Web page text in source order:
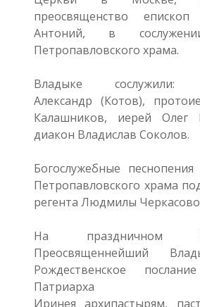
преосвященство епископ
Антоний, в
Петропавловского храма.
Владыке сослужили:
Александр (Котов),
Калашников, иерей Олег
диакон Владислав Соколов.
Богослужебные
Петропавловского храма
регента Людмилы
На праздничном
Преосвященнейший
Рождественское
Патриарха
Иринея архипастырям,